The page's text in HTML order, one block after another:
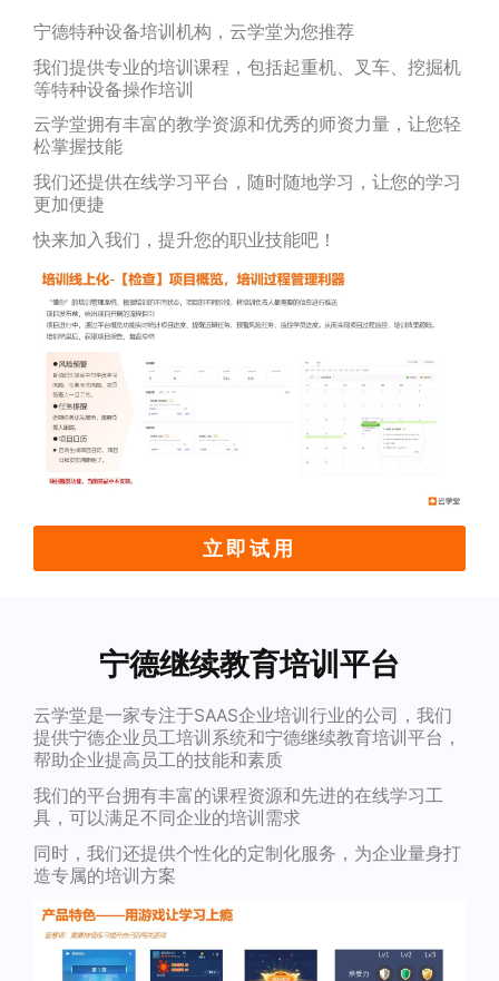
宁德特种设备培训机构，云学堂为您推荐
我们提供专业的培训课程，包括起重机、叉车、挖掘机
等特种设备操作培训
云学堂拥有丰富的教学资源和优秀的师资力量，让您轻
松掌握技能
我们还提供在线学习平台，随时随地学习，让您的学习
更加便捷
快来加入我们，提升您的职业技能吧！
立即试用
宁德继续教育培训平台
云学堂是一家专注于SAAS企业培训行业的公司，我们
提供宁德企业员工培训系统和宁德继续教育培训平台，
帮助企业提高员工的技能和素质
我们的平台拥有丰富的课程资源和先进的在线学习工
具，可以满足不同企业的培训需求
同时，我们还提供个性化的定制化服务，为企业量身打
造专属的培训方案